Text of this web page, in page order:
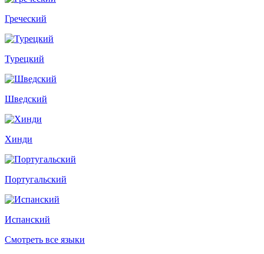
Греческий
Турецкий
Шведский
Хинди
Португальский
Испанский
Смотреть все языки